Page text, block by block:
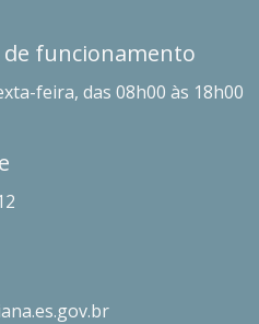
funcionamento
feira, das 08h00 às 18h00